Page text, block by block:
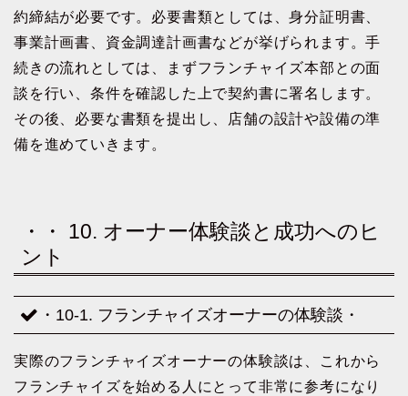
約締結が必要です。必要書類としては、身分証明書、
事業計画書、資金調達計画書などが挙げられます。手
続きの流れとしては、まずフランチャイズ本部との面
談を行い、条件を確認した上で契約書に署名します。
その後、必要な書類を提出し、店舗の設計や設備の準
備を進めていきます。
・・ 10. オーナー体験談と成功へのヒ
ント
・10-1. フランチャイズオーナーの体験談・
実際のフランチャイズオーナーの体験談は、これから
フランチャイズを始める人にとって非常に参考になり